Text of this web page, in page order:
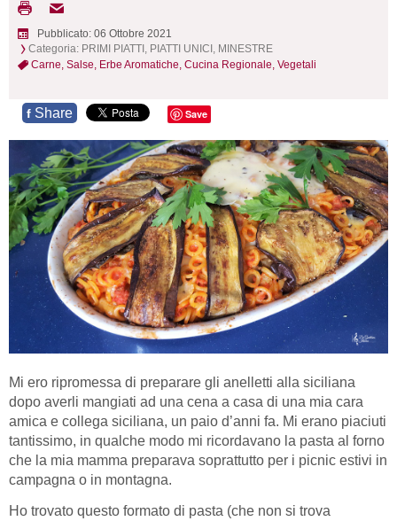
Pubblicato: 06 Ottobre 2021
Categoria: PRIMI PIATTI, PIATTI UNICI, MINESTRE
Carne, Salse, Erbe Aromatiche, Cucina Regionale, Vegetali
f Share Save
Mi ero ripromessa di preparare gli anelletti alla siciliana
dopo averli mangiati ad una cena a casa di una mia cara
amica e collega siciliana, un paio d’anni fa. Mi erano piaciuti
tantissimo, in qualche modo mi ricordavano la pasta al forno
che la mia mamma preparava soprattutto per i picnic estivi in
campagna o in montagna.
Ho trovato questo formato di pasta (che non si trova